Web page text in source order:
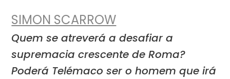
SIMON SCARROW
Quem se atreverá a desafiar a
supremacia crescente de Roma?
Poderá Telémaco ser o homem que irá